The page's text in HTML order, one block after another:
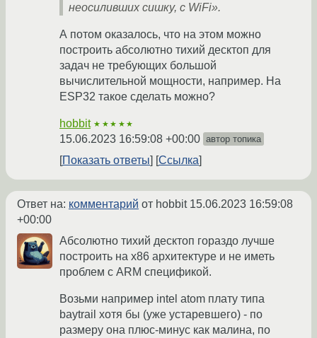
неосиливших сишку, с WiFi».
А потом оказалось, что на этом можно
построить абсолютно тихий десктоп для
задач не требующих большой
вычислительной мощности, например. На
ESP32 такое сделать можно?
hobbit ★★★★★
15.06.2023 16:59:08 +00:00 автор топика
Показать ответы Ссылка
Ответ на: комментарий от hobbit 15.06.2023 16:59:08
+00:00
Абсолютно тихий десктоп гораздо лучше
построить на x86 архитектуре и не иметь
проблем с ARM спецификой.
Возьми например intel atom плату типа
baytrail хотя бы (уже устаревшего) - по
размеру она плюс-минус как малина, по